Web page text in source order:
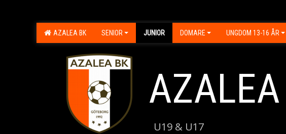
AZALEA BK SENIOR JUNIOR DOMARE UNGDOM 13-16 ÅR
U19 & U17